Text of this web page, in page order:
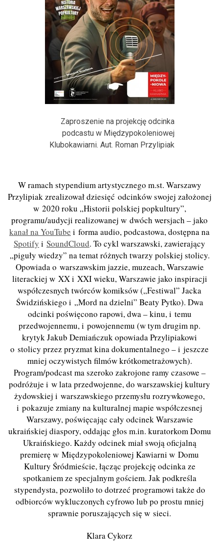
Zaproszenie na projekcję odcinka
podcastu w Międzypokoleniowej
Klubokawiarni. Aut. Roman Przylipiak
W ramach stypendium artystycznego m.st. Warszawy
Przylipiak zrealizował dziesięć odcinków swojej założonej
w 2020 roku „Historii polskiej popkultury”,
programu/audycji realizowanej w dwóch wersjach – jako
kanał na YouTube i forma audio, podcastowa, dostępna na
Spotify i SoundCloud. To cykl warszawski, zawierający
„piguły wiedzy” na temat różnych twarzy polskiej stolicy.
Opowiada o warszawskim jazzie, muzeach, Warszawie
literackiej w XX i XXI wieku, Warszawie jako inspiracji
współczesnych twórców komiksów („Festiwal” Jacka
Świdzińskiego i „Mord na dzielni” Beaty Pytko). Dwa
odcinki poświęcono rapowi, dwa – kinu, i temu
przedwojennemu, i powojennemu (w tym drugim np.
krytyk Jakub Demiańczuk opowiada Przylipiakowi
o stolicy przez pryzmat kina dokumentalnego – i jeszcze
mniej oczywistych filmów krótkometrażowych).
Program/podcast ma szeroko zakrojone ramy czasowe –
podróżuje i w lata przedwojenne, do warszawskiej kultury
żydowskiej i warszawskiego przemysłu rozrywkowego,
i pokazuje zmiany na kulturalnej mapie współczesnej
Warszawy, poświęcając cały odcinek Warszawie
ukraińskiej diaspory, oddając głos m.in. kuratorkom Domu
Ukraińskiego. Każdy odcinek miał swoją oficjalną
premierę w Międzypokoleniowej Kawiarni w Domu
Kultury Śródmieście, łącząc projekcję odcinka ze
spotkaniem ze specjalnym gościem. Jak podkreśla
stypendysta, pozwoliło to dotrzeć programowi także do
odbiorców wykluczonych cyfrowo lub po prostu mniej
sprawnie poruszających się w sieci.
Klara Cykorz